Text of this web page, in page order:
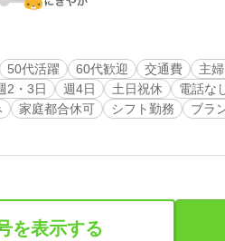
50代活躍 60代歓迎 交通費 主
2・3日 週4日 土日祝休 電話な
家庭都合休可 シフト勤務 ブラ
を表示する